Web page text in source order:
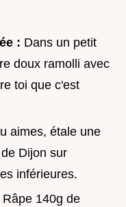
: Dans un petit
doux ramolli avec
toi que c'est
aimes, étale une
Dijon sur
inférieures.
Râpe 140g de